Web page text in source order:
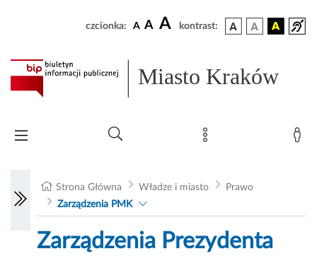
czcionka: A A A kontrast:
Miasto Kraków
Strona Główna Władze i miasto
Prawo
Zarządzenia PMK
Zarządzenia Prezydenta